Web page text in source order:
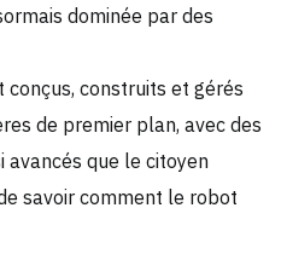
dominée par des
conçus, construits et gérés
de premier plan, avec des
que le citoyen
savoir comment le robot